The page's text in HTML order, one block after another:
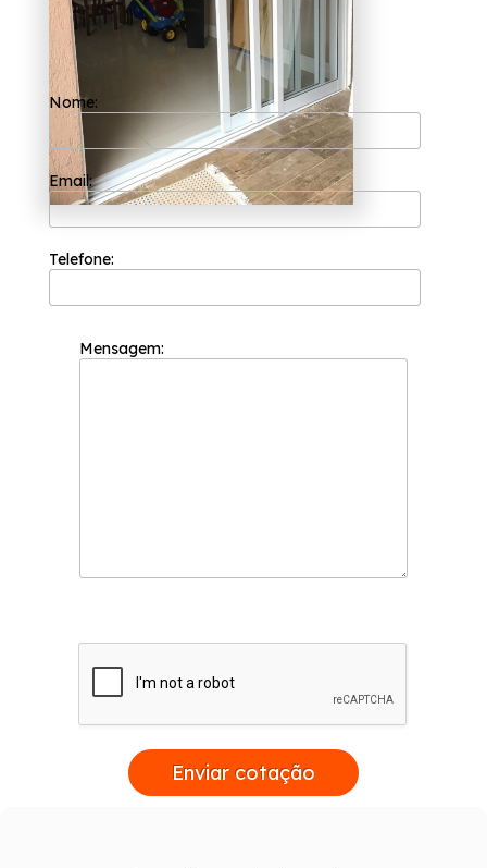
Se você estiver precisando de porta de
alumínio com vidro de abrir Serra da
Cantareira, Conte com os profissionais da
Esquadriflex e tenha a melhor solução que
precisa da área de esquadrias. Entre os
serviços oferecidos, é possível encontrar:
Janela de Lavanderia de Apartamento,
Porta de Alumínio para Cozinha.
Proporcionando serviços de excelência, a
organização preza pela soluções e
tendências com design e alta tecnologia.
Entre em contato para mais informações!
Nome:
Email:
Telefone:
Mensagem:
Enviar cotação